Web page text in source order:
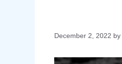
December 2, 2022 by